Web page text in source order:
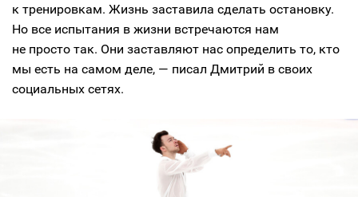
к тренировкам. Жизнь заставила сделать остановку.
Но все испытания в жизни встречаются нам
не просто так. Они заставляют нас определить то, кто
мы есть на самом деле, — писал Дмитрий в своих
социальных сетях.